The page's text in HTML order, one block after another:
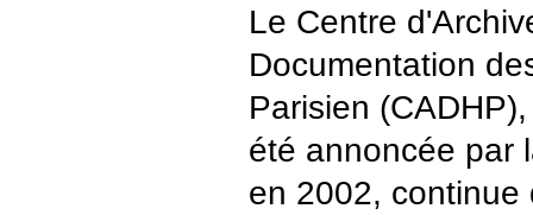
Le Centre
Documentation
Parisien
été annoncée par
en 2002, continue